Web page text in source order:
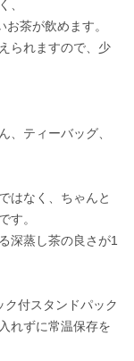
、
茶が飲めます。
られますので、少
、ティーバッグ、
はなく、ちゃんと
す。
深蒸し茶の良さが1
付スタンドパック
れずに常温保存を